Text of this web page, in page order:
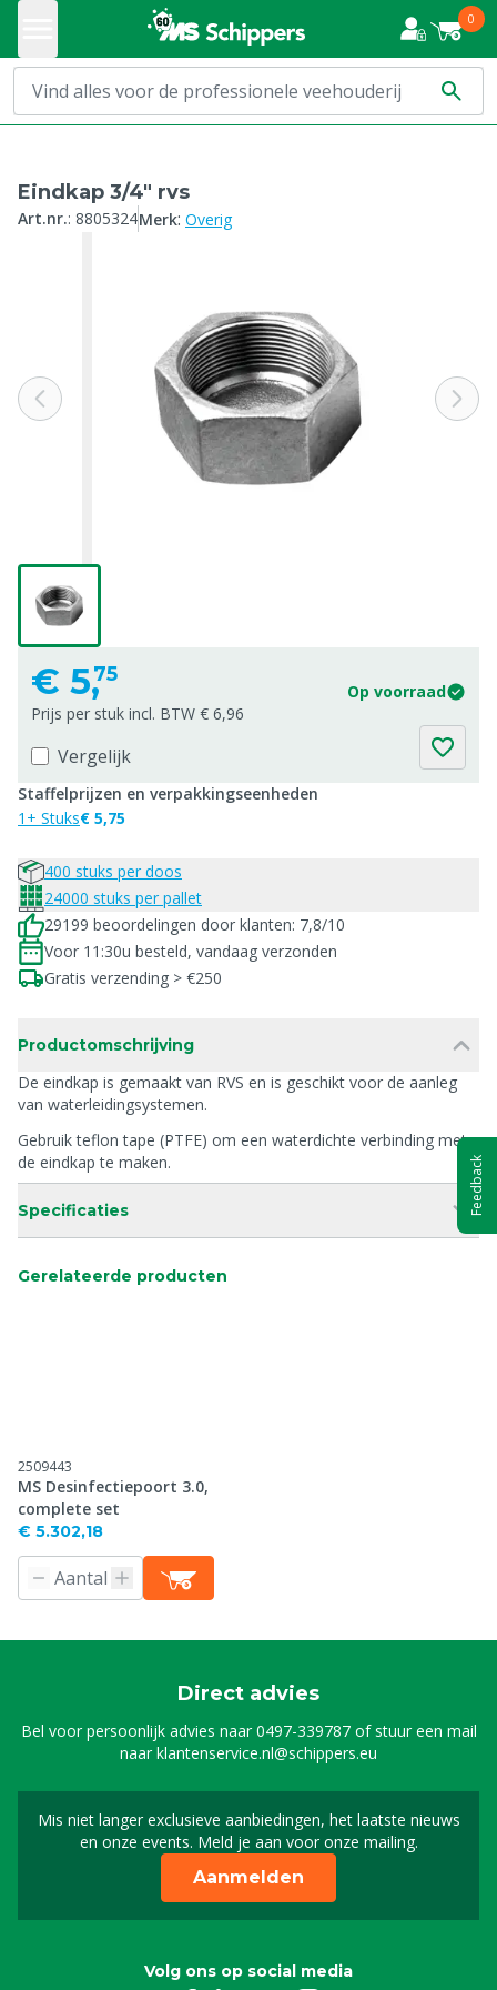
0
Eindkap 3/4" rvs
Art.nr.: 8805324Merk: Overig
€ 5,75
Op voorraad
Prijs per stuk incl. BTW € 6,96
Vergelijk
Staffelprijzen en verpakkingseenheden
1+ Stuks€ 5,75
400 stuks per doos
24000 stuks per pallet
29199 beoordelingen door klanten: 7,8/10
Voor 11:30u besteld, vandaag verzonden
Gratis verzending > €250
Productomschrijving
De eindkap is gemaakt van RVS en is geschikt voor de aanleg
van waterleidingsystemen.
Gebruik teflon tape (PTFE) om een waterdichte verbinding met
de eindkap te maken.
Specificaties
Gerelateerde producten
2509443
MS Desinfectiepoort 3.0,
complete set
€ 5.302,18
Direct advies
Bel voor persoonlijk advies naar0497-339787of stuur een mail
naarklantenservice.nl@schippers.eu
Mis niet langer exclusieve aanbiedingen, het laatste nieuws
en onze events. Meld je aan voor onze mailing.
Schrijf je in voor onze
Aanmelden
Volg ons op social media
Feedback